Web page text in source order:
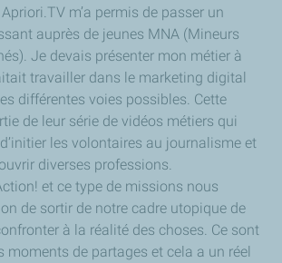
m’a permis de passer un
auprès de jeunes MNA (Mineurs
Je devais présenter mon métier à
travailler dans le marketing digital
différentes voies possibles. Cette
de leur série de vidéos métiers qui
les volontaires au journalisme et
diverses professions.
et ce type de missions nous
de sortir de notre cadre utopique de
à la réalité des choses. Ce sont
moments de partages et cela a un réel